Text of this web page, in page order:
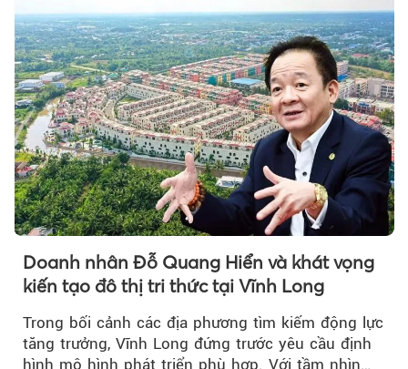
Doanh nhân Đỗ Quang Hiển và khát vọng
kiến tạo đô thị tri thức tại Vĩnh Long
Trong bối cảnh các địa phương tìm kiếm động lực
tăng trưởng, Vĩnh Long đứng trước yêu cầu định
hình mô hình phát triển phù hợp. Với tầm nhìn